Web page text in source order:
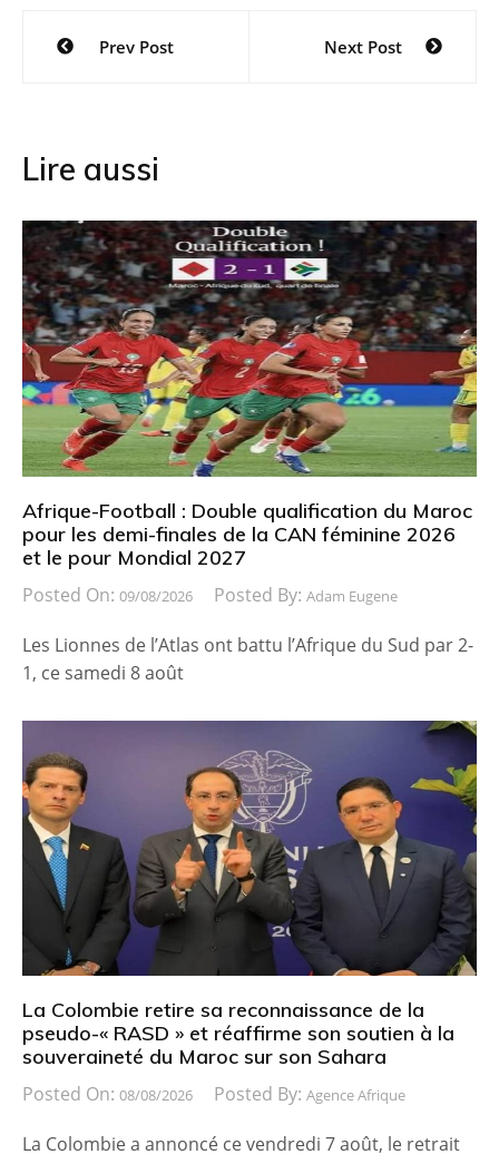
Navigation
Prev Post Next Post
Lire aussi
Afrique-Football : Double qualification du Maroc
pour les demi-finales de la CAN féminine 2026
et le pour Mondial 2027
Posted On: 09/08/2026 Posted By: Adam Eugene
Les Lionnes de l’Atlas ont battu l’Afrique du Sud par 2-
1, ce samedi 8 août
La Colombie retire sa reconnaissance de la
pseudo-« RASD » et réaffirme son soutien à la
souveraineté du Maroc sur son Sahara
Posted On: 08/08/2026 Posted By: Agence Afrique
La Colombie a annoncé ce vendredi 7 août, le retrait